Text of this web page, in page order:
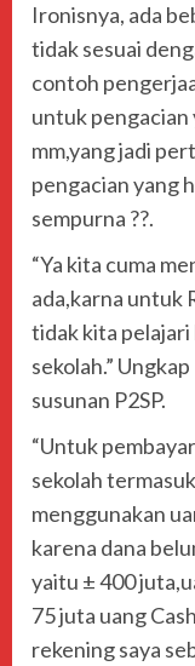
Ironisnya, ada
tidak sesuai
contoh
untuk pengacian
mm,yang jadi
pengacian yang
sempurna ??.
“Ya kita cuma
ada,karna untuk
tidak kita pelajari
sekolah.”
susunan P2SP.
“Untuk
sekolah
menggunakan
karena dana
yaitu ± 400
75 juta uang
rekening saya